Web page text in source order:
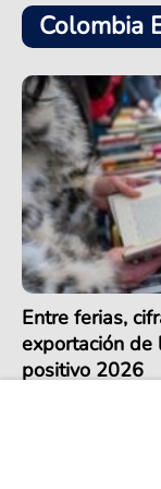
Colombia
Entre ferias,
exportación de
positivo 2026